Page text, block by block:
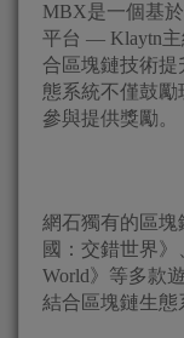
MBX是一個基
平台 — Klaytn主
合區塊鏈技術提
態系統不僅鼓
參與提供獎勵。
網石獨有的區塊
國：交錯世界
World》等多款
結合區塊鏈生態